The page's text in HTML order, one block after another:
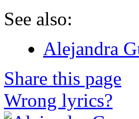
See also:
Alejandra
Share this page
Wrong lyrics?